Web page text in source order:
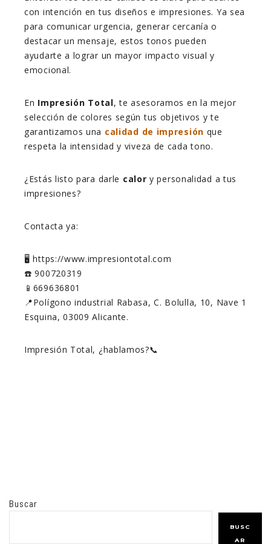
con intención en tus diseños e impresiones. Ya sea
para comunicar urgencia, generar cercanía o
destacar un mensaje, estos tonos pueden
ayudarte a lograr un mayor impacto visual y
emocional.
En Impresión Total, te asesoramos en la mejor
selección de colores según tus objetivos y te
garantizamos una calidad de impresión que
respeta la intensidad y viveza de cada tono.
¿Estás listo para darle calor y personalidad a tus
impresiones?
Contacta ya:
🖥️ https://www.impresiontotal.com
☎️ 900720319
📱669636801
📍Polígono industrial Rabasa, C. Bolulla, 10, Nave 1
Esquina, 03009 Alicante.
Impresión Total, ¿hablamos?📞
Buscar
BUSC
AR